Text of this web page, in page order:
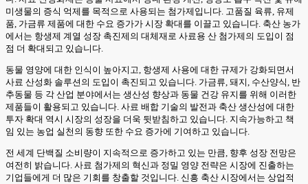
미생물의 증식 억제를 목적으로 사용되는 첨가제입니다. 고품질 육류, 유제
품, 가금류 제품에 대한 수요 증가가 시장 확대를 이끌고 있습니다. 축산 농가
에서는 항생제 계열 성장 촉진제의 대체재로 사료용 산 첨가제의 도입이 점
점 더 확대되고 있습니다.
동물 영양에 대한 인식이 높아지고, 항생제 사용에 대한 규제가 강화되면서
사료 산성화 솔루션의 도입이 촉진되고 있습니다. 가금류, 돼지, 수산양식, 반
추동물 등 각 산업 분야에서는 생산성 향상과 동물 건강 유지를 위해 이러한
제품들이 활용되고 있습니다. 사료 배합 기술의 발전과 축산 생산성에 대한
투자 확대 역시 시장의 성장을 더욱 뒷받침하고 있습니다. 지속가능하고 책
임 있는 농업 실천의 동향 또한 수요 증가에 기여하고 있습니다.
전 세계 단백질 소비량이 지속적으로 증가하고 있는 만큼, 향후 성장 전망은
여전히 밝습니다. 사료 첨가제의 혁신과 정밀 영양 전략은 시장에 진출하는
기업들에게 더 많은 기회를 창출할 것입니다. 신흥 축산 시장에서는 상업적